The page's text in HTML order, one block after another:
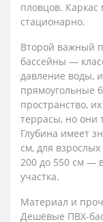
пловцов. Каркас
стационарно.
Второй важный
бассейны —
давление воды,
прямоугольные
пространство,
террасы, но они
Глубина имеет
см, для
200 до 550 см —
участка.
Материал и
Дешёвые ПВХ-